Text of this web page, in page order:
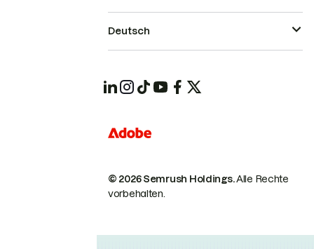
© 2026 Semrush Holdings.Alle Rechte
vorbehalten.
Deutsch